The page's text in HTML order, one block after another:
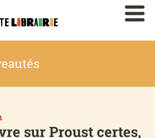
sur Proust certes,